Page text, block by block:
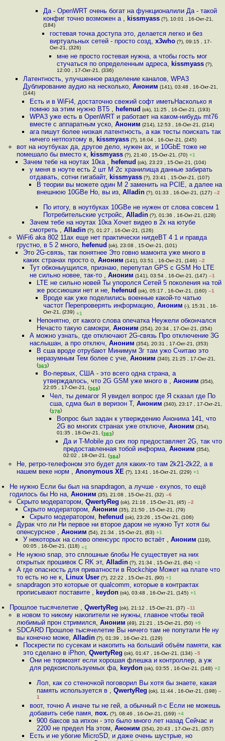
Да - OpenWRT очень богат на функционалили Да - такой
конфиг точно возможен а , kissmyass(?), 10:01 , 16-Окт-21,
(184)
гостевая точка доступа это, делается легко и без
виртуальных сетей - просто созд,x3who (?), 09:15 , 17-
Окт-21, (326)
мне не просто гостевая нужна, а чтобы гость мог
стучаться по определенным адреса, kissmyass(?),
12:00 , 17-Окт-21, (336)
Латентность, улучшенное разделение каналов, WPA3
Дублирование аудио на несколько, Аноним (141), 03:48 , 16-Окт-21,
(144)
Есть и в WiFi4, достаточно свежий софт иметьНасколько я
помню за этим нужно BT5 , hefenud (ok), 11:25 , 16-Окт-21, (193)
WPA3 уже есть в OpenWRT и работает на каком-нибудь mt76
вместе с аппаратным уско,Аноним (214), 12:53 , 16-Окт-21, (214)
ага пишут более низкая латентность, а как тесты поискать так
ничего нетпоэтому в, kissmyass (?), 16:04 , 16-Окт-21, (245)
вот на ноутбуках да, другое дело, нужен ax, и 10GbE тоже не
помешало бы вместо к, kissmyass(?), 21:40 , 15-Окт-21, (70) +1
Зачем тебе на ноутах 10ка , hefenud (ok), 23:23 , 15-Окт-21, (104)
у меня в ноуте есть 2 шт M 2c хранилища данные забирать
отдавать, сотни гигабайт, kissmyass (?), 23:41 , 15-Окт-21, (107)
В теории вы можете один M 2 заменить на PCIE, а далее на
внешнюю 10GBe Но, вы из, Alladin(?), 01:33 , 16-Окт-21, (127) –2
По итогу, в ноутбуках 10GBe не нужен от слова совсем 1
Потребительские устройс, Alladin(?), 01:36 , 16-Окт-21, (128)
Зачем тебе на ноутах 10ка Хочет видео в 2к на ютубе
смотреть ,Alladin (?), 01:27 , 16-Окт-21, (126)
WiFi6 aka 802 11ax еще нет практически нигдеBT 4 1 и правда
грустно, в 5 2 много, hefenud (ok), 23:08 , 15-Окт-21, (101)
Это 2G-связь, так понятнее Это говно мамонта уже много в
каких странах просто о, Аноним (141), 03:51 , 16-Окт-21, (146) –2
Тут обконыущился, признаю, перепутал GPS с GSM Но LTE
не сильно новее, так-то ,Аноним (141), 03:54 , 16-Окт-21, (147) –1
LTE не сильно новей Ты упоролся Сетей 5 поколения на той
же россиюшки нет и не, hefenud (ok), 05:17 , 16-Окт-21, (160) –1
Вроде как уже поделились военные какой-то чатью
частот Перепроверять информацию, Аноним (-), 15:31 , 16-
Окт-21, (239) +1
Непонятно, от какого слова опечатка Неужели обкончался
Нечасто такую самокри, Аноним (354), 20:34 , 17-Окт-21, (354)
А можно узнать, где отключают 2G-связь Про отключение 3G
наслышан, а про отключ,Аноним (354), 20:31 , 17-Окт-21, (353)
В сша вроде отрубают Минимум 3г там ужо Считаю это
неразумным Тем более с уче, Аноним (340), 21:25 , 17-Окт-21,
(363)
Во-первых, США - это всего одна страна, а
утверждалось, что 2G GSM уже много в , Аноним (354),
22:05 , 17-Окт-21, (368)
Чел, ты демагог Я увидел вопрос где Я сказал где По
сша, сдма был в веризон Т,Аноним (340), 23:17 , 17-Окт-21,
(378)
Вопрос был задан к утверждению Анонима 141, что
2G во многих странах уже отключе, Аноним (354),
01:35 , 18-Окт-21, (383)
Да и T-Mobile до сих пор предоставляет 2G, так что
предоставленная тобой информа, Аноним (354),
02:02 , 18-Окт-21, (384)
Не, ретро-телефоном это будет для каких-то там 2k21-2k22, а в
нашем веке норм , Anonymous XE (?), 13:41 , 16-Окт-21, (229) +1
Не нужно Если бы был на snapdragon, а лучше - exynos, то ещё
годилось бы Но на,Аноним (35), 21:08 , 15-Окт-21, (32) –6
Скрыто модератором, QwertyReg (ok), 21:16 , 15-Окт-21, (45) –2
Скрыто модератором, Аноним (35), 21:50 , 15-Окт-21, (79)
Скрыто модератором, hefenud (ok), 23:26 , 15-Окт-21, (106)
Дурак что ли Ни первое ни второе даром не нужно Тут хотя бы
опенсурсное , Аноним (54), 21:34 , 15-Окт-21, (63) +1
У некоторых на слово опенсурс просто встаёт , Аноним (119),
00:05 , 16-Окт-21, (118) +1
Не нужно snap, это сплошные блобы Не существует на них
открытых прошивок С RK эт, Alladin(?), 21:34 , 15-Окт-21, (64) +2
А где опасность для приватности в Rockchipe Может на плате что
то есть но не к, Linux User(?), 22:22 , 15-Окт-21, (90) +1
snapdragon это которые от qualcomm, которые в контрактах
прописывают поставите , keydon(ok), 03:48 , 16-Окт-21, (145) +1
Прошлое тысячелетие ,QwertyReg (ok), 21:12 , 15-Окт-21, (37) –11
в новом то никому накопители не нужны, главное чтобы твой
любимый прон стримился, Аноним (49), 21:21 , 15-Окт-21, (50) +9
SDCARD Прошлое тысячелетие Вы ничего там не попутали Не ну
вы конечно може, Alladin(?), 01:39 , 16-Окт-21, (129)
Поскрести по сусекам и накопить на больший объём памяти, как
это сделано в iPhon, QwertyReg (ok), 01:47 , 16-Окт-21, (134) –5
Они не тормозят если хорошая флешка и контроллер, а уж
для редкоиспользуемых фа, keydon (ok), 03:55 , 16-Окт-21, (148) +2
Лол, как со стеночкой поговорил Вы хотя бы знаете, какая
память используется в , QwertyReg (ok), 11:44 , 16-Окт-21, (198) –
1
воот, точно А иначе ты не гей, а обычный п-с Если не можешь
добавить себе памя, пох. (?), 08:46 , 16-Окт-21, (169) +4
900 баксов за ипхон - это было много лет назад Сейчас и
2200 не предел На этом, Аноним (354), 20:43 , 17-Окт-21, (357)
Есть и не убогие MicroSD, и даже очень шустрые, но